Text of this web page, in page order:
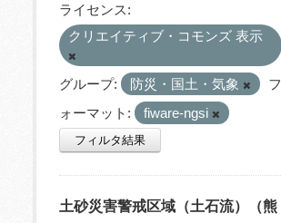
ライセンス:
クリエイティブ・コモンズ 表示
グループ: 防災・国土・気象
フ
ォーマット:
fiware-ngsi
フィルタ結果
土砂災害警戒区域（土石流）（熊